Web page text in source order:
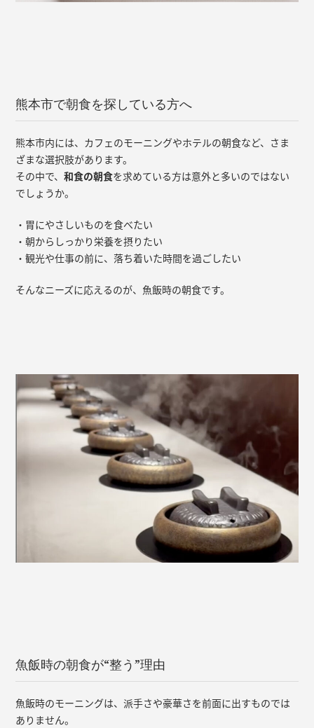
熊本市で朝食を探している方へ
熊本市内には、カフェのモーニングやホテルの朝食など、さま
ざまな選択肢があります。
その中で、和食の朝食を求めている方は意外と多いのではない
でしょうか。
・胃にやさしいものを食べたい
・朝からしっかり栄養を摂りたい
・観光や仕事の前に、落ち着いた時間を過ごしたい
そんなニーズに応えるのが、魚飯時の朝食です。
魚飯時の朝食が“整う”理由
魚飯時のモーニングは、派手さや豪華さを前面に出すものでは
ありません。